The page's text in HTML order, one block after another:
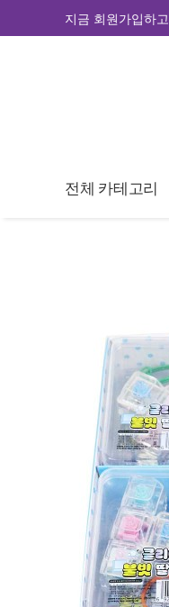
지금 회원가입하
전체 카테고리